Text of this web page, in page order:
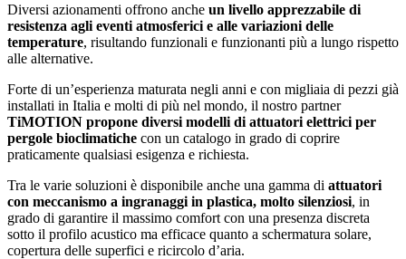
Diversi azionamenti offrono anche un livello apprezzabile di
resistenza agli eventi atmosferici e alle variazioni delle
temperature, risultando funzionali e funzionanti più a lungo rispetto
alle alternative.
Forte di un’esperienza maturata negli anni e con migliaia di pezzi già
installati in Italia e molti di più nel mondo, il nostro partner
TiMOTION propone diversi modelli di attuatori elettrici per
pergole bioclimatiche con un catalogo in grado di coprire
praticamente qualsiasi esigenza e richiesta.
Tra le varie soluzioni è disponibile anche una gamma di attuatori
con meccanismo a ingranaggi in plastica, molto silenziosi, in
grado di garantire il massimo comfort con una presenza discreta
sotto il profilo acustico ma efficace quanto a schermatura solare,
copertura delle superfici e ricircolo d’aria.